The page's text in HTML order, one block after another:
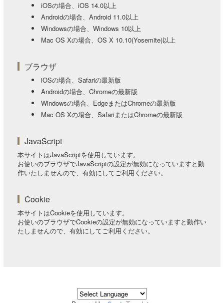
iOSの場合、iOS 14.0以上
Androidの場合、Android 11.0以上
Windowsの場合、Windows 10以上
Mac OS Xの場合、OS X 10.10(Yosemite)以上
ブラウザ
iOSの場合、Safariの最新版
Androidの場合、Chromeの最新版
Windowsの場合、EdgeまたはChromeの最新版
Mac OS Xの場合、SafariまたはChromeの最新版
JavaScript
本サイトはJavaScriptを使用しています。
お使いのブラウザでJavaScriptの設定が無効になっていますと動
作いたしませんので、有効にしてご利用ください。
Cookie
本サイトはCookieを使用しています。
お使いのブラウザでCookieの設定が無効になっていますと動作い
たしませんので、有効にしてご利用ください。